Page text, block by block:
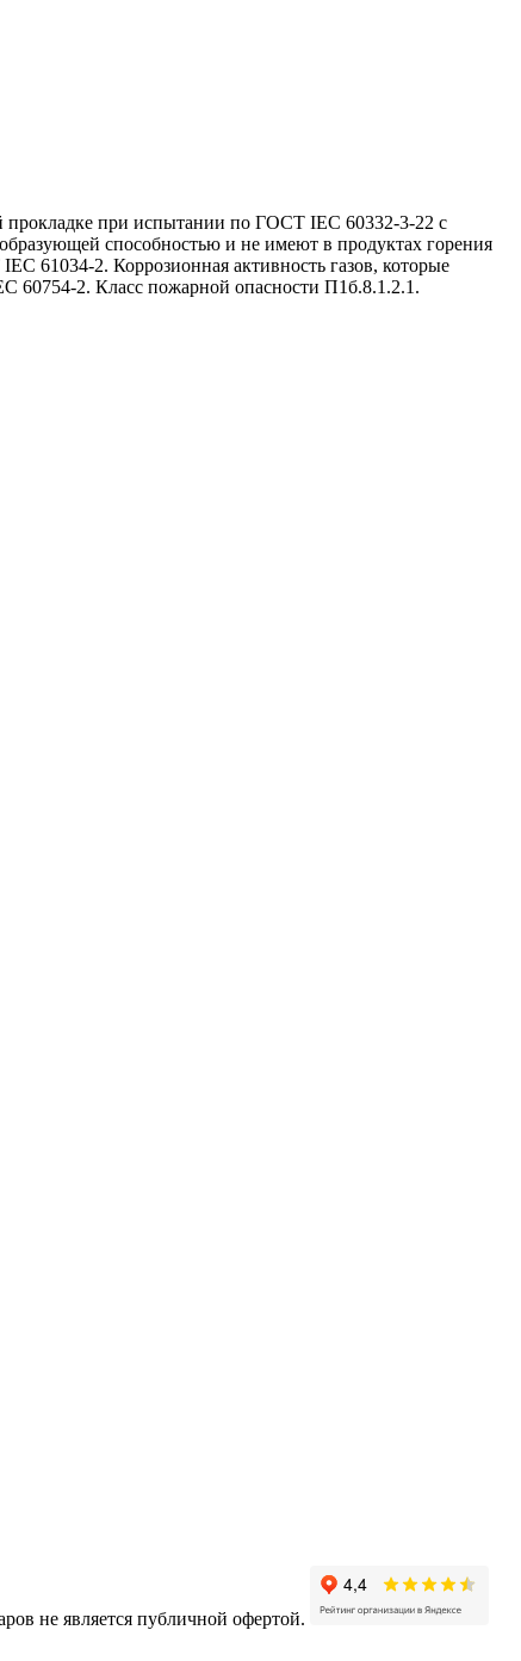
прокладке при испытании по ГОСТ IEC 60332-3-22 с
способностью и не имеют в продуктах горения
61034-2. Коррозионная активность газов, которые
60754-2. Класс пожарной опасности П1б.8.1.2.1.
не является публичной офертой.